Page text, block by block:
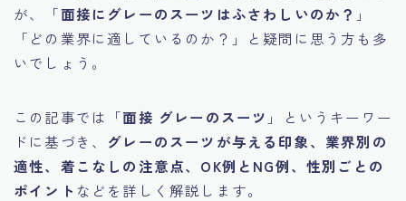
15.職場適応力をアピールする方法
16.エージェントと良好な関係を築く方法
17.面接でブランクを効果的に伝える方法
18.転職後の職場に適応するためのヒント
が、「面接にグレーのスーツはふさわしいのか？ 」
「どの業界に適しているのか？」と疑問に思う方も多
いでしょう。
この記事では「面接 グレーのスーツ 」というキーワー
ドに基づき、 グレーのスーツが与える印象、業界別の
適性、着こなしの注意点、OK例とNG例、性別ごとの
ポイント などを詳しく解説します。